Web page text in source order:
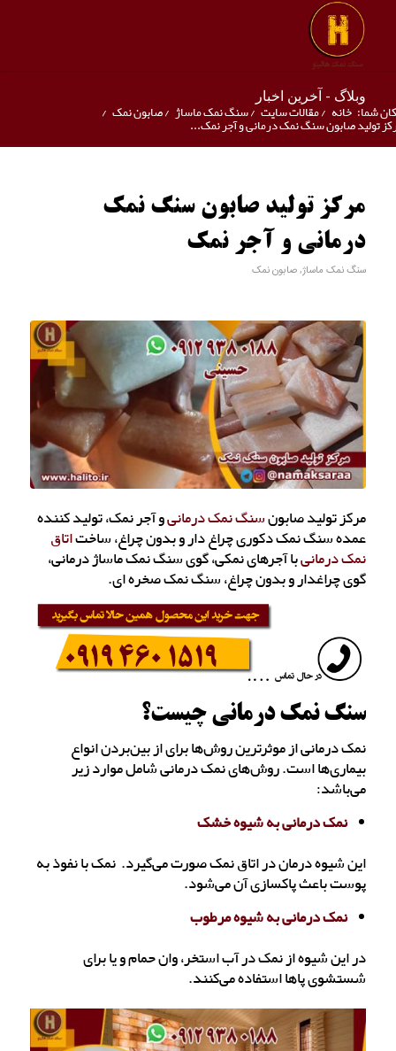
وبلاگ - آخرین اخبار
شما: خانه /مقالات سایت /سنگ نمک ماساژ /صابون نمک /
تولید صابون سنگ نمک درمانی و آجر نمک...
مرکز تولید صابون سنگ نمک
درمانی و آجر نمک
سنگ نمک ماساژ, صابون نمک
مرکز تولید صابونسنگ نمک درمانیو آجر نمک، تولید کننده
عمده سنگ نمک دکوری چراغ دار و بدون چراغ، ساختاتاق
نمک درمانیبا آجرهای نمکی، گوی سنگ نمک ماساژ درمانی،
گوی چراغدار و بدون چراغ، سنگ نمک صخره ای.
سنگ نمک درمانی چیست؟
نمک درمانی از موثرترین روش‌ها برای از بین‌بردن انواع
بیماری‌ها است. روش‌های نمک درمانی شامل موارد زیر
می‌باشد:
نمک درمانی به شیوه خشک
این شیوه درمان در اتاق نمک صورت می‌گیرد. نمک با نفوذ به
پوست باعث پاکسازی آن می‌شود.
نمک درمانی به شیوه مرطوب
در این شیوه از نمک در آب استخر، وان حمام و یا برای
شستشوی پاها استفاده می‌کنند.